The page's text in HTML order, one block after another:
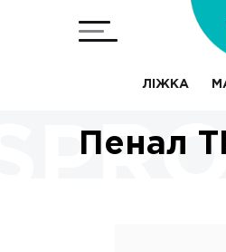
ЛІЖКА
Пенал